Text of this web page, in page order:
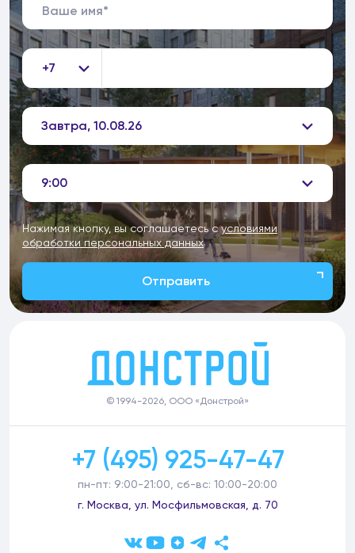
+7
Завтра, 10.08.26
9:00
Нажимая кнопку, вы соглашаетесь сусловиями
обработки персональных данных
Отправить
© 1994-2026, ООО «Донстрой»
+7 (495) 925-47-47
пн-пт: 9:00-21:00, сб-вс: 10:00-20:00
г. Москва, ул. Мосфильмовская, д. 70